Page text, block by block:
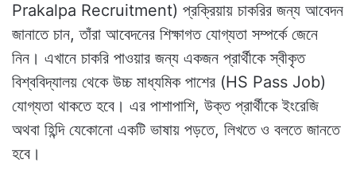
Prakalpa Recruitment) প্রক্রিয়ায় চাকরির জন্য আবেদন
জানাতে চান, তাঁরা আবেদনের শিক্ষাগত যোগ্যতা সম্পর্কে জেনে
নিন। এখানে চাকরি পাওয়ার জন্য একজন প্রার্থীকে স্বীকৃত
বিশ্ববিদ্যালয় থেকে উচ্চ মাধ্যমিক পাশের (HS Pass Job)
যোগ্যতা থাকতে হবে। এর পাশাপাশি, উক্ত প্রার্থীকে ইংরেজি
অথবা হিন্দি যেকোনো একটি ভাষায় পড়তে, লিখতে ও বলতে জানতে
হবে।